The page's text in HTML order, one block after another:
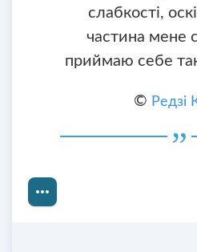
слабкості,
частина мене
приймаю себе
© Редзі